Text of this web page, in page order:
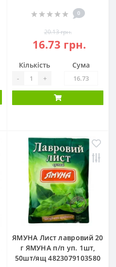
0
20.13 грн.
16.73 грн.
Кількість
- +
Сума
ЯМУНА Лист лавровий 20
г ЯМУНА п/п уп. 1шт,
50шт/ящ 4823079103580